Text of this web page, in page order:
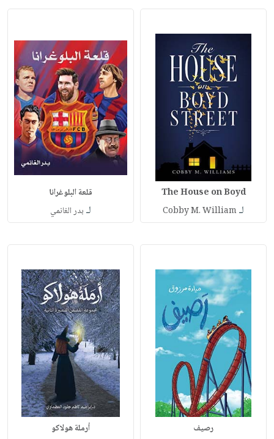
The House on Boyd
لـCobby M. William
قلعة البلوغرانا
لـ بدر الغانمي
رصيف أرملة هولاكو